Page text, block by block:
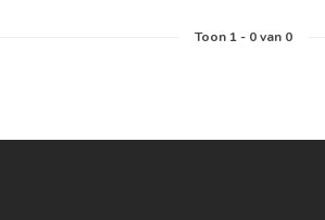
Toon 1- 0van 0